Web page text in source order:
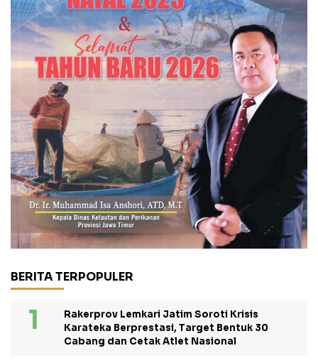
BERITA TERPOPULER
Rakerprov Lemkari Jatim Soroti Krisis
Karateka Berprestasi, Target Bentuk 30
Cabang dan Cetak Atlet Nasional